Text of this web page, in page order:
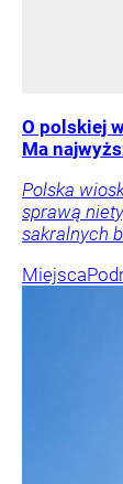
O polskiej
Ma
Polska
sprawą
sakralnych
Miejsca